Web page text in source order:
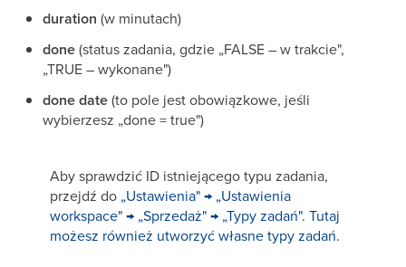
duration (w minutach)
done(status zadania, gdzie „FALSE – w trakcie",
„TRUE – wykonane")
done date(to pole jest obowiązkowe, jeśli
wybierzesz „done = true")
Aby sprawdzić ID istniejącego typu zadania,
przejdź do „Ustawienia" → „Ustawienia
workspace" → „Sprzedaż" → „Typy zadań". Tutaj
możesz również utworzyć własne typy zadań.